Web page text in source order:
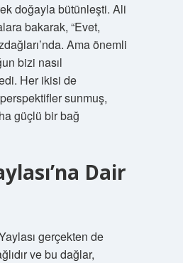
doğayla bütünleşti. Ali
bakarak, “Evet,
Ama önemli
bizi nasıl
Her ikisi de
sunmuş,
güçlü bir bağ
Dair
gerçekten de
ve bu dağlar,